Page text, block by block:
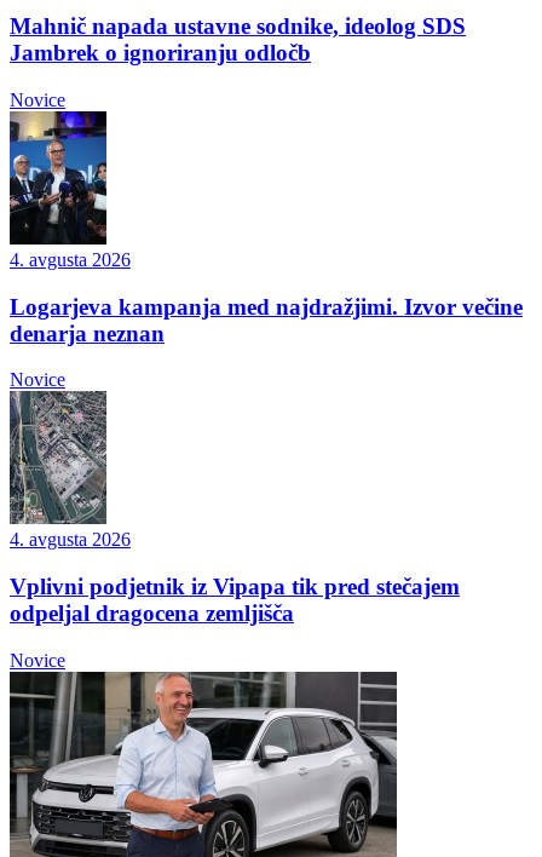
Mahnič napada ustavne sodnike, ideolog SDS
Jambrek o ignoriranju odločb
Novice
4. avgusta 2026
Logarjeva kampanja med najdražjimi. Izvor večine
denarja neznan
Novice
4. avgusta 2026
Vplivni podjetnik iz Vipapa tik pred stečajem
odpeljal dragocena zemljišča
Novice